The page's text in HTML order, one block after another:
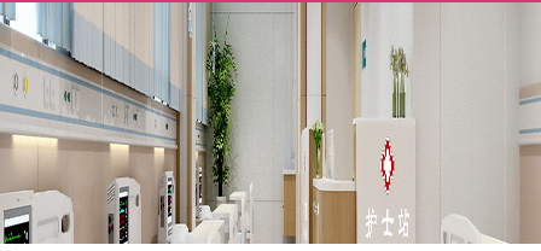
首页 概况 文化 动态 指南 教学 公开 园地 科普 监督 资源